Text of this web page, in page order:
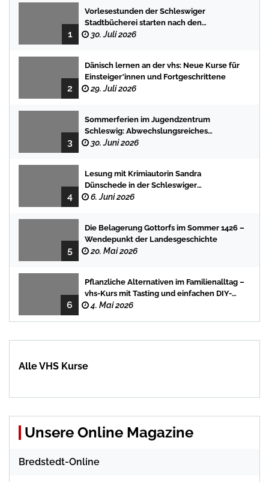
1
Vorlesestunden der Schleswiger
Stadtbücherei starten nach den
Sommerferien mit spannenden
30. Juli 2026
2
Dänisch lernen an der vhs: Neue Kurse für
Einsteiger*innen und Fortgeschrittene
29. Juli 2026
3
Sommerferien im Jugendzentrum
Schleswig: Abwechslungsreiches
Programm für Kinder und Jugendliche
30. Juni 2026
4
Lesung mit Krimiautorin Sandra
Dünschede in der Schleswiger
Stadtbücherei
6. Juni 2026
5
Die Belagerung Gottorfs im Sommer 1426 –
Wendepunkt der Landesgeschichte
20. Mai 2026
6
Pflanzliche Alternativen im Familienalltag –
vhs-Kurs mit Tasting und einfachen DIY-
Rezepten
4. Mai 2026
Alle VHS Kurse
Unsere Online Magazine
Bredstedt-Online